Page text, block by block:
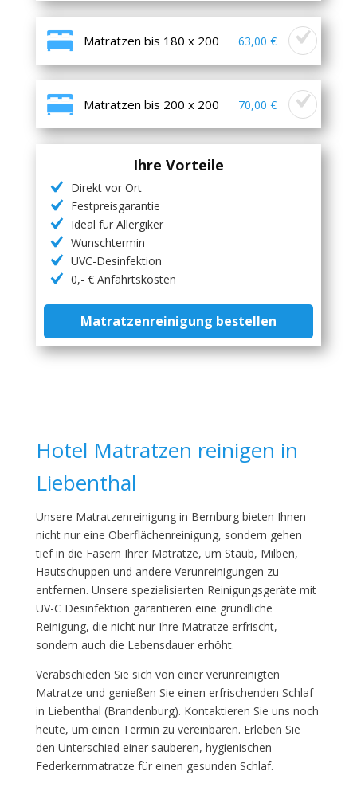
Matratzen bis 180 x 200 63,00 €
Matratzen bis 200 x 200 70,00 €
Ihre Vorteile
Direkt vor Ort
Festpreisgarantie
Ideal für Allergiker
Wunschtermin
UVC-Desinfektion
0,- € Anfahrtskosten
Matratzenreinigung bestellen
Hotel Matratzen reinigen in
Liebenthal
Unsere Matratzenreinigung in Bernburg bieten Ihnen
nicht nur eine Oberflächenreinigung, sondern gehen
tief in die Fasern Ihrer Matratze, um Staub, Milben,
Hautschuppen und andere Verunreinigungen zu
entfernen. Unsere spezialisierten Reinigungsgeräte mit
UV-C Desinfektion garantieren eine gründliche
Reinigung, die nicht nur Ihre Matratze erfrischt,
sondern auch die Lebensdauer erhöht.
Verabschieden Sie sich von einer verunreinigten
Matratze und genießen Sie einen erfrischenden Schlaf
in Liebenthal (Brandenburg). Kontaktieren Sie uns noch
heute, um einen Termin zu vereinbaren. Erleben Sie
den Unterschied einer sauberen, hygienischen
Federkernmatratze für einen gesunden Schlaf.